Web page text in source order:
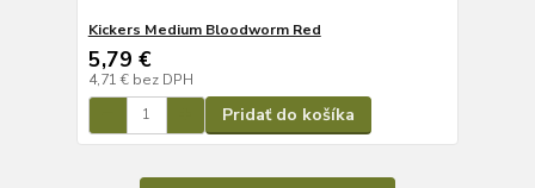
Kickers Medium Bloodworm Red
5,79 €
4,71 € bez DPH
Pridať do košíka